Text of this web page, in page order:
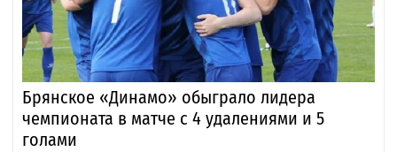
Брянское «Динамо» обыграло лидера
чемпионата в матче с 4 удалениями и 5
голами